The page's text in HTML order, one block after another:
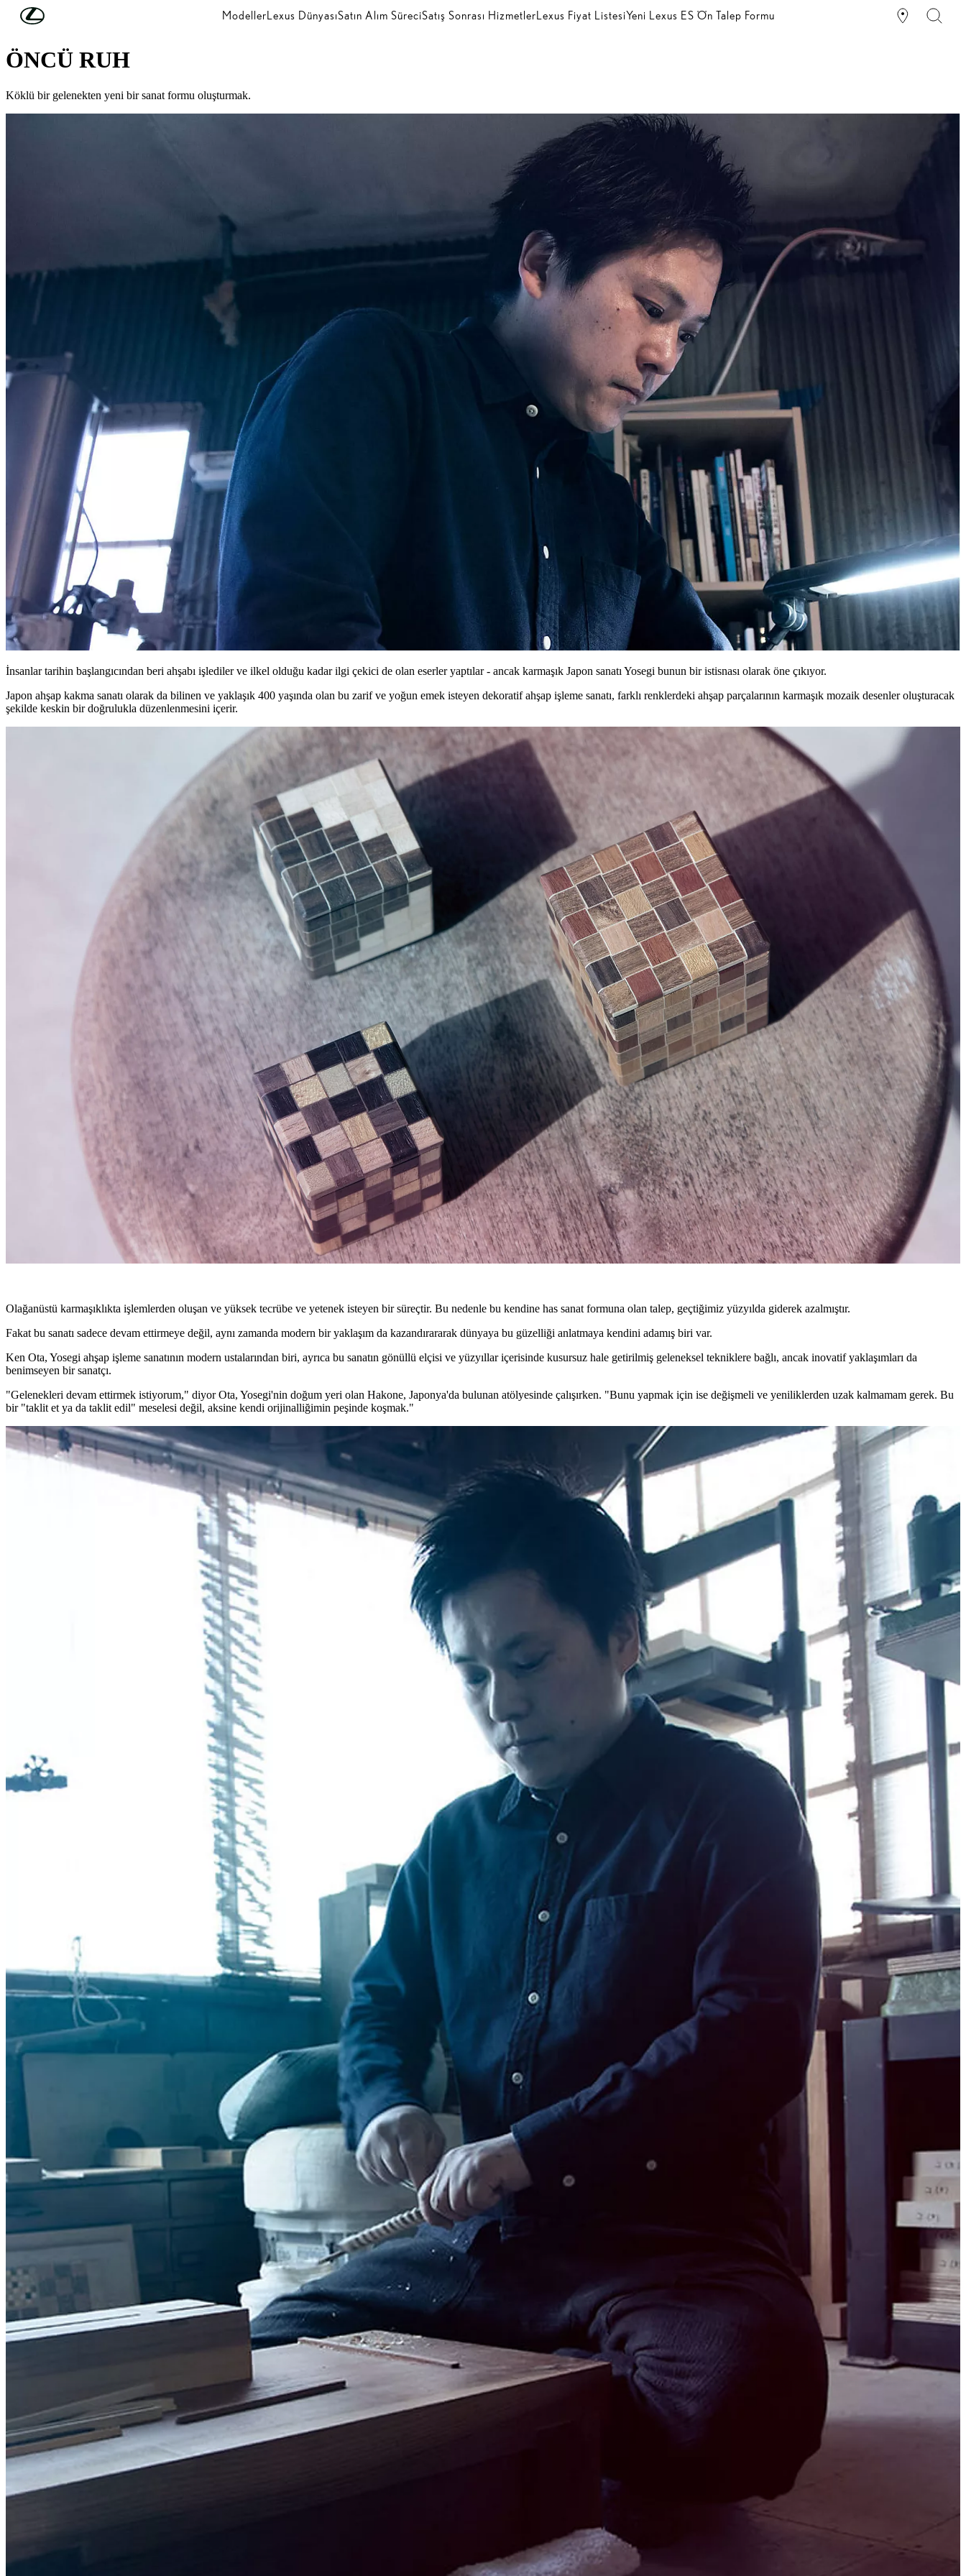
Skip to Main Content ModellerLexus DünyasıSatın Alım SüreciSatış Sonrası HizmetlerLexus Fiyat ListesiYeni Lexus ES Ön Talep Formu
TASARIM
ÖNCÜ RUH
Köklü bir gelenekten yeni bir sanat formu oluşturmak.
İnsanlar tarihin başlangıcından beri ahşabı işlediler ve ilkel olduğu kadar ilgi çekici de olan eserler yaptılar - ancak karmaşık Japon sanatı Yosegi bunun bir istisnası olarak öne çıkıyor.
Japon ahşap kakma sanatı olarak da bilinen ve yaklaşık 400 yaşında olan bu zarif ve yoğun emek isteyen dekoratif ahşap işleme sanatı, farklı renklerdeki ahşap parçalarının karmaşık mozaik desenler oluşturacak
şekilde keskin bir doğrulukla düzenlenmesini içerir.
Olağanüstü karmaşıklıkta işlemlerden oluşan ve yüksek tecrübe ve yetenek isteyen bir süreçtir. Bu nedenle bu kendine has sanat formuna olan talep, geçtiğimiz yüzyılda giderek azalmıştır.
Fakat bu sanatı sadece devam ettirmeye değil, aynı zamanda modern bir yaklaşım da kazandırararak dünyaya bu güzelliği anlatmaya kendini adamış biri var.
Ken Ota, Yosegi ahşap işleme sanatının modern ustalarından biri, ayrıca bu sanatın gönüllü elçisi ve yüzyıllar içerisinde kusursuz hale getirilmiş geleneksel tekniklere bağlı, ancak inovatif yaklaşımları da
benimseyen bir sanatçı.
"Gelenekleri devam ettirmek istiyorum," diyor Ota, Yosegi'nin doğum yeri olan Hakone, Japonya'da bulunan atölyesinde çalışırken. "Bunu yapmak için ise değişmeli ve yeniliklerden uzak kalmamam gerek. Bu
bir "taklit et ya da taklit edil" meselesi değil, aksine kendi orijinalliğimin peşinde koşmak."